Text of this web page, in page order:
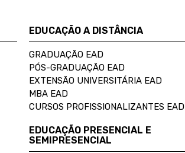
EDUCAÇÃO A DISTÂNCIA
GRADUAÇÃO EAD
PÓS-GRADUAÇÃO EAD
EXTENSÃO UNIVERSITÁRIA EAD
MBA EAD
CURSOS PROFISSIONALIZANTES EAD
EDUCAÇÃO PRESENCIAL E
SEMIPRESENCIAL